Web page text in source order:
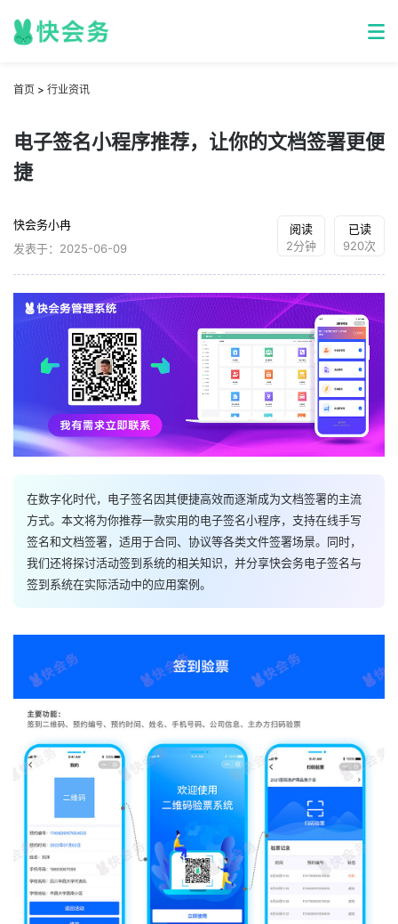
首页 > 行业资讯
电子签名小程序推荐，让你的文档签署更便
捷
快会务小冉
发表于：2025-06-09
阅读
2分钟
已读
920次
在数字化时代，电子签名因其便捷高效而逐渐成为文档签署的主流
方式。本文将为你推荐一款实用的电子签名小程序，支持在线手写
签名和文档签署，适用于合同、协议等各类文件签署场景。同时，
我们还将探讨活动签到系统的相关知识，并分享快会务电子签名与
签到系统在实际活动中的应用案例。